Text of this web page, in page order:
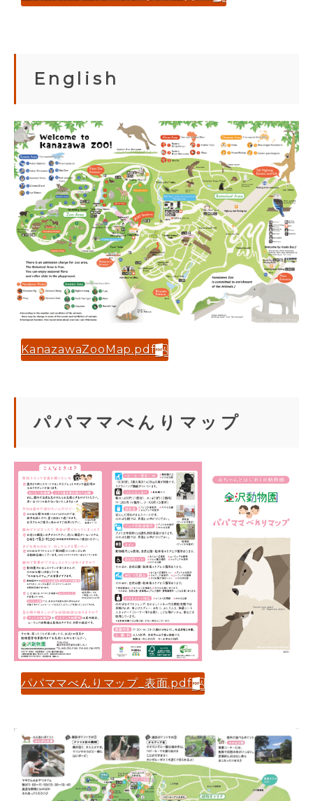
English
KanazawaZooMap.pdf
パパママべんりマップ
パパママべんりマップ_表面.pdf